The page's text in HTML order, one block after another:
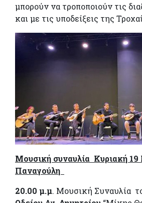
μπορούν να τροποποιούν τις
και με τις υποδείξεις της
Μουσική συναυλία Κυριακή
Παναγούλη
20.00 μ.μ. Μουσική Συναυλία